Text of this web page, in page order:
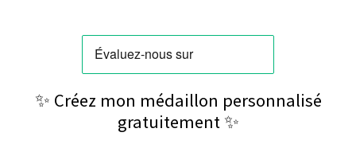
a
a
g
e
r
✨ Créez mon médaillon personnalisé
gratuitement ✨